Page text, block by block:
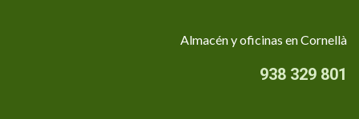
Almacén y oficinas en Cornellà
938 329 801